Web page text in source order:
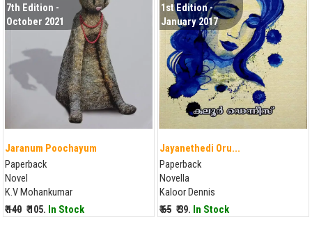
7th Edition -
October 2021
Jaranum Poochayum
Paperback
Novel
K.V Mohankumar
₹ 140 ₹ 105. In Stock
1st Edition -
January 2017
Jayanethedi Oru...
Paperback
Novella
Kaloor Dennis
₹ 65 ₹ 39. In Stock